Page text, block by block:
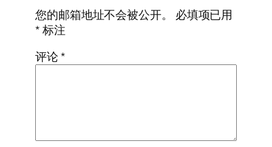
您的邮箱地址不会被公开。
必填项已用
*标注
评论*